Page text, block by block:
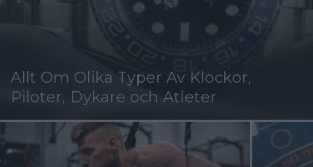
Allt Om Olika Typer Av Klockor,
Piloter, Dykare och Atleter